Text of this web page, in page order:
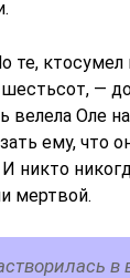
те,
—
велела Оле
ему, что
И никто
мертвой.
в